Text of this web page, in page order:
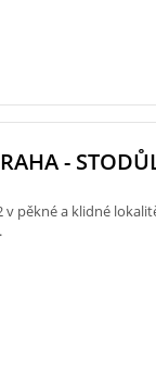
-
pěkné a klidné